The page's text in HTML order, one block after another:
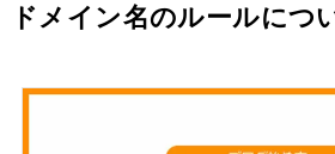
ドメイン名のルールにつ